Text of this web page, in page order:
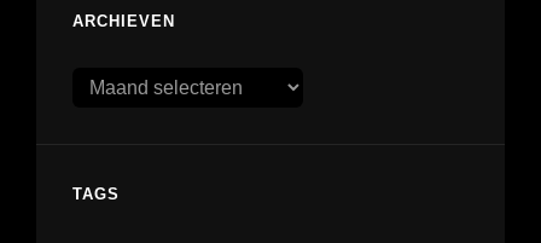
ARCHIEVEN
Archieven
TAGS